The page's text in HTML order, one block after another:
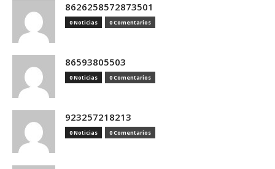
8626258572873501
0 Noticias 0 Comentarios
86593805503
0 Noticias 0 Comentarios
923257218213
0 Noticias 0 Comentarios